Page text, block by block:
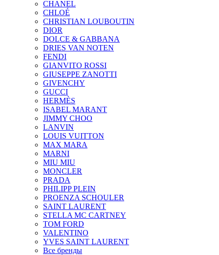
CHANEL
CHLOÉ
CHRISTIAN LOUBOUTIN
DIOR
DOLCE & GABBANA
DRIES VAN NOTEN
FENDI
GIANVITO ROSSI
GIUSEPPE ZANOTTI
GIVENCHY
GUCCI
HERMÈS
ISABEL MARANT
JIMMY CHOO
LANVIN
LOUIS VUITTON
MAX MARA
MARNI
MIU MIU
MONCLER
PRADA
PHILIPP PLEIN
PROENZA SCHOULER
SAINT LAURENT
STELLA MC CARTNEY
TOM FORD
VALENTINO
YVES SAINT LAURENT
Все бренды